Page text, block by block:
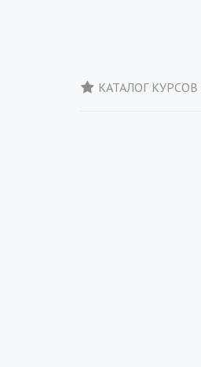
КАТАЛОГ КУРСОВ